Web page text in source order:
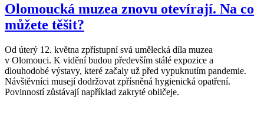
Olomoucká muzea znovu otevírají. Na co
můžete těšit?
Od úterý 12. května zpřístupní svá umělecká díla muzea
v Olomouci. K vidění budou především stálé expozice a
dlouhodobé výstavy, které začaly už před vypuknutím pandemie.
Návštěvníci musejí dodržovat zpřísněná hygienická opatření.
Povinností zůstávají například zakryté obličeje.